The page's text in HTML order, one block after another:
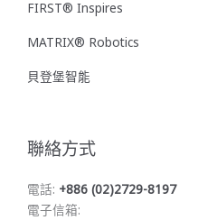
FIRST® Inspires
MATRIX® Robotics
貝登堡智能
聯絡方式
電話: +886 (02)2729-8197
電子信箱: